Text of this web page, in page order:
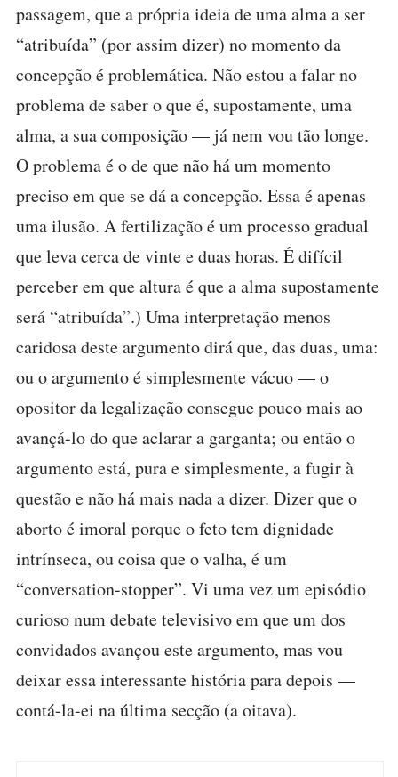
passagem, que a própria ideia de uma alma a ser
“atribuída” (por assim dizer) no momento da
concepção é problemática. Não estou a falar no
problema de saber o que é, supostamente, uma
alma, a sua composição — já nem vou tão longe.
O problema é o de que não há um momento
preciso em que se dá a concepção. Essa é apenas
uma ilusão. A fertilização é um processo gradual
que leva cerca de vinte e duas horas. É difícil
perceber em que altura é que a alma supostamente
será “atribuída”.) Uma interpretação menos
caridosa deste argumento dirá que, das duas, uma:
ou o argumento é simplesmente vácuo — o
opositor da legalização consegue pouco mais ao
avançá-lo do que aclarar a garganta; ou então o
argumento está, pura e simplesmente, a fugir à
questão e não há mais nada a dizer. Dizer que o
aborto é imoral porque o feto tem dignidade
intrínseca, ou coisa que o valha, é um
“conversation-stopper”. Vi uma vez um episódio
curioso num debate televisivo em que um dos
convidados avançou este argumento, mas vou
deixar essa interessante história para depois —
contá-la-ei na última secção (a oitava).